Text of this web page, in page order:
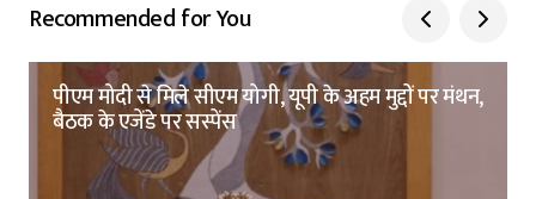
Recommended for You
पीएम मोदी से मिले सीएम योगी, यूपी के अहम मुद्दों पर मंथन,
बैठक के एजेंडे पर सस्पेंस